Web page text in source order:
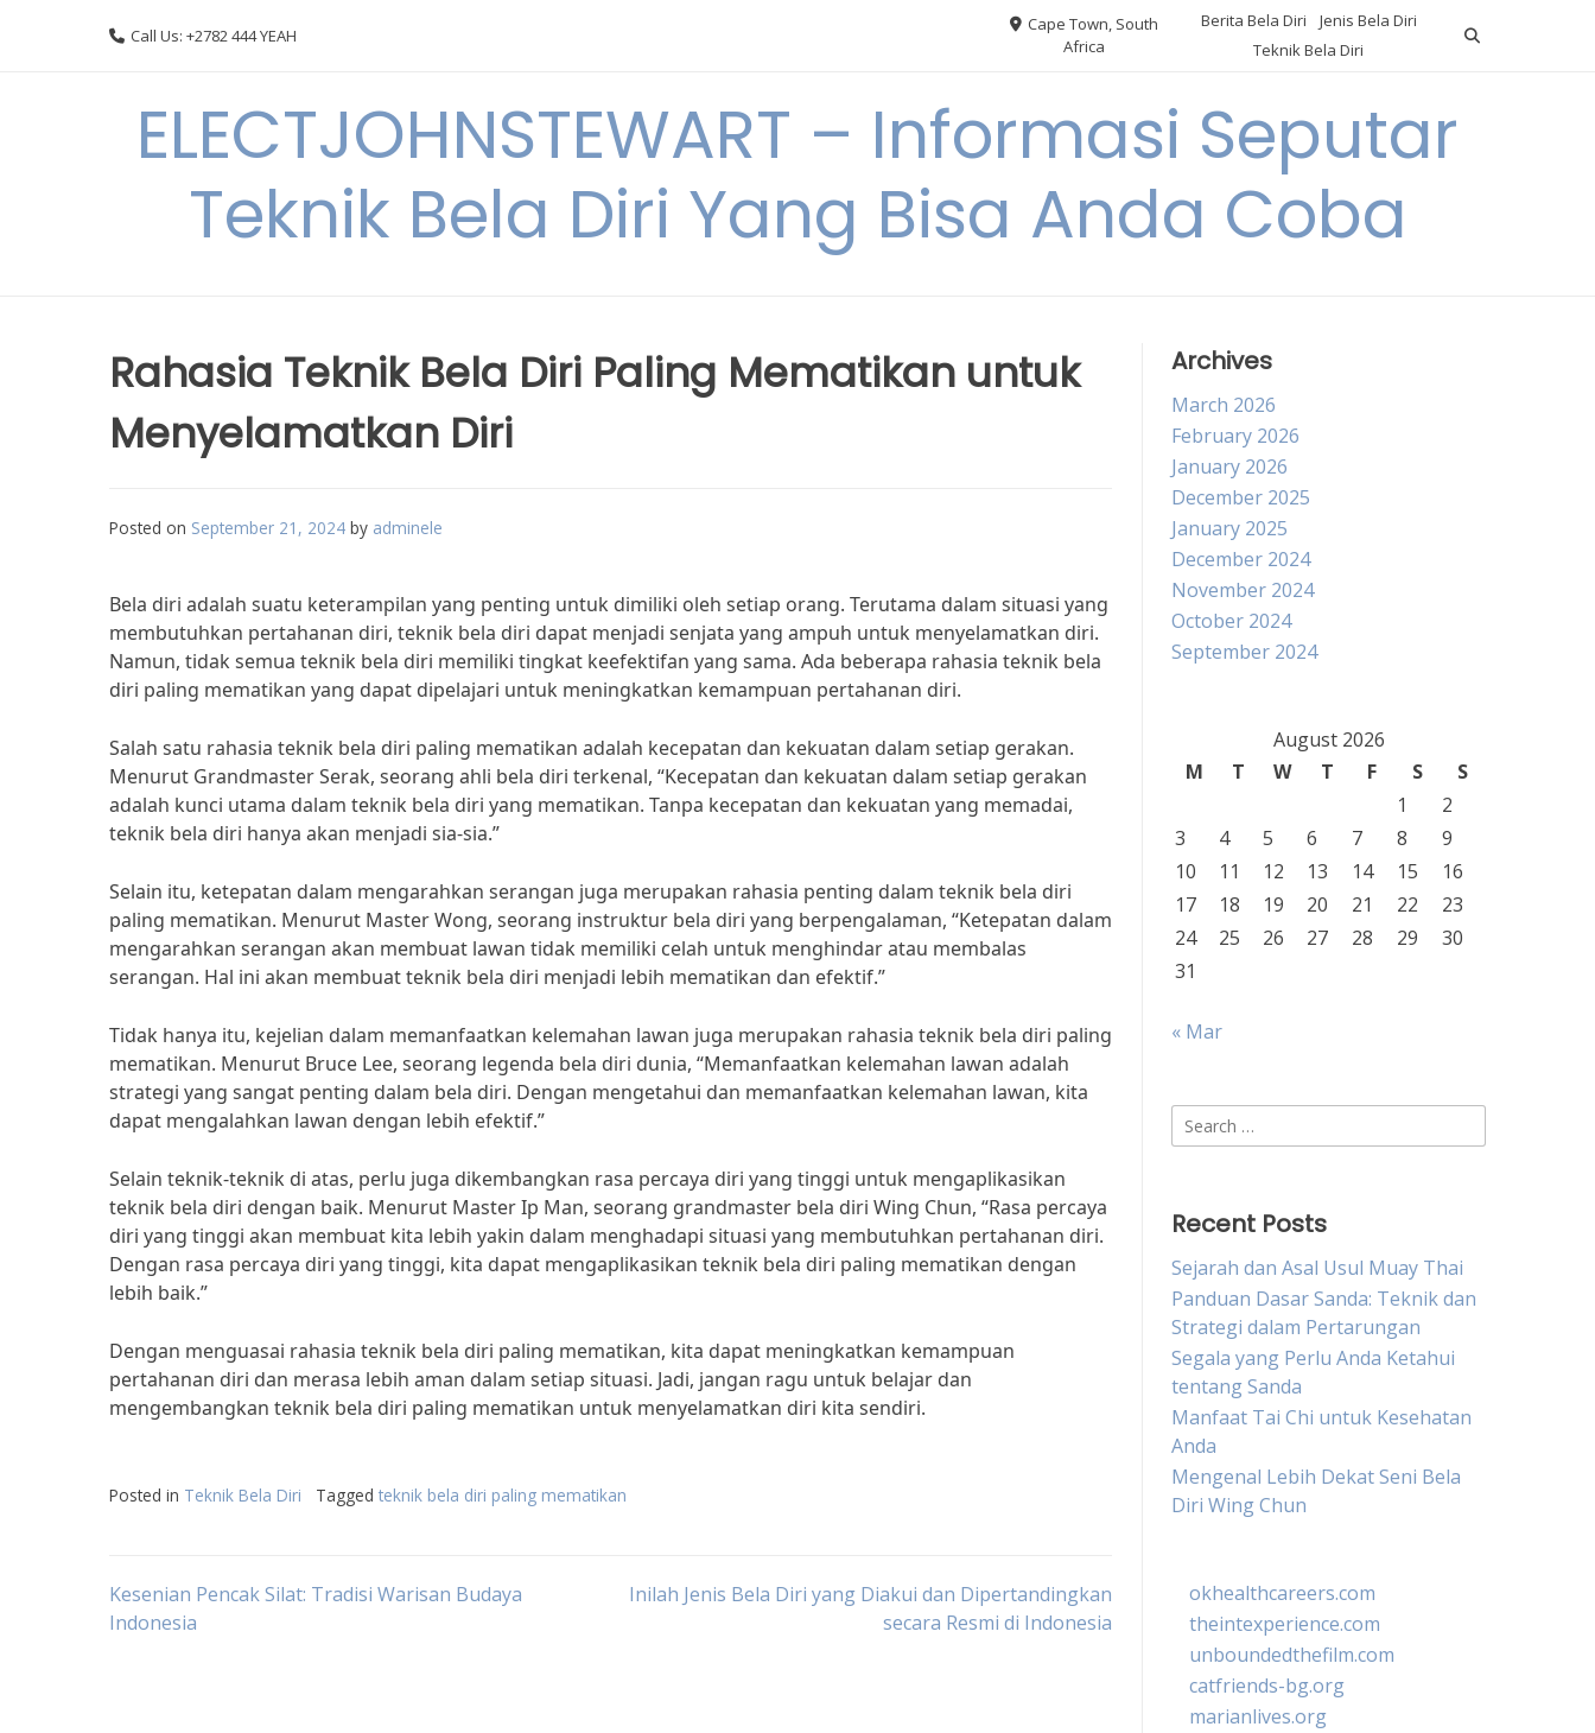
Call Us: +2782 444 YEAH
Cape Town, South
Africa
Berita Bela Diri
Jenis Bela Diri
Teknik Bela Diri
ELECTJOHNSTEWART – Informasi Seputar
Teknik Bela Diri Yang Bisa Anda Coba
Rahasia Teknik Bela Diri Paling Mematikan untuk
Menyelamatkan Diri
Posted on September 21, 2024 by adminele
Bela diri adalah suatu keterampilan yang penting untuk dimiliki oleh setiap orang. Terutama dalam situasi yang
membutuhkan pertahanan diri, teknik bela diri dapat menjadi senjata yang ampuh untuk menyelamatkan diri.
Namun, tidak semua teknik bela diri memiliki tingkat keefektifan yang sama. Ada beberapa rahasia teknik bela
diri paling mematikan yang dapat dipelajari untuk meningkatkan kemampuan pertahanan diri.
Salah satu rahasia teknik bela diri paling mematikan adalah kecepatan dan kekuatan dalam setiap gerakan.
Menurut Grandmaster Serak, seorang ahli bela diri terkenal, “Kecepatan dan kekuatan dalam setiap gerakan
adalah kunci utama dalam teknik bela diri yang mematikan. Tanpa kecepatan dan kekuatan yang memadai,
teknik bela diri hanya akan menjadi sia-sia.”
Selain itu, ketepatan dalam mengarahkan serangan juga merupakan rahasia penting dalam teknik bela diri
paling mematikan. Menurut Master Wong, seorang instruktur bela diri yang berpengalaman, “Ketepatan dalam
mengarahkan serangan akan membuat lawan tidak memiliki celah untuk menghindar atau membalas
serangan. Hal ini akan membuat teknik bela diri menjadi lebih mematikan dan efektif.”
Tidak hanya itu, kejelian dalam memanfaatkan kelemahan lawan juga merupakan rahasia teknik bela diri paling
mematikan. Menurut Bruce Lee, seorang legenda bela diri dunia, “Memanfaatkan kelemahan lawan adalah
strategi yang sangat penting dalam bela diri. Dengan mengetahui dan memanfaatkan kelemahan lawan, kita
dapat mengalahkan lawan dengan lebih efektif.”
Selain teknik-teknik di atas, perlu juga dikembangkan rasa percaya diri yang tinggi untuk mengaplikasikan
teknik bela diri dengan baik. Menurut Master Ip Man, seorang grandmaster bela diri Wing Chun, “Rasa percaya
diri yang tinggi akan membuat kita lebih yakin dalam menghadapi situasi yang membutuhkan pertahanan diri.
Dengan rasa percaya diri yang tinggi, kita dapat mengaplikasikan teknik bela diri paling mematikan dengan
lebih baik.”
Dengan menguasai rahasia teknik bela diri paling mematikan, kita dapat meningkatkan kemampuan
pertahanan diri dan merasa lebih aman dalam setiap situasi. Jadi, jangan ragu untuk belajar dan
mengembangkan teknik bela diri paling mematikan untuk menyelamatkan diri kita sendiri.
Posted in Teknik Bela Diri Tagged teknik bela diri paling mematikan
Post
Kesenian Pencak Silat: Tradisi Warisan Budaya
Indonesia
Inilah Jenis Bela Diri yang Diakui dan Dipertandingkan
secara Resmi di Indonesia
Archives
March 2026
February 2026
January 2026
December 2025
January 2025
December 2024
November 2024
October 2024
September 2024
August 2026
M
T W T F S
S
1
2
3
4 5 6 7 8
9
10
11 12 13 14 15
16
17
18 19 20 21 22
23
24
25 26 27 28 29
30
31
« Mar
Search
for:
Recent Posts
Sejarah dan Asal Usul Muay Thai
Panduan Dasar Sanda: Teknik dan
Strategi dalam Pertarungan
Segala yang Perlu Anda Ketahui
tentang Sanda
Manfaat Tai Chi untuk Kesehatan
Anda
Mengenal Lebih Dekat Seni Bela
Diri Wing Chun
okhealthcareers.com
theintexperience.com
unboundedthefilm.com
catfriends-bg.org
marianlives.org